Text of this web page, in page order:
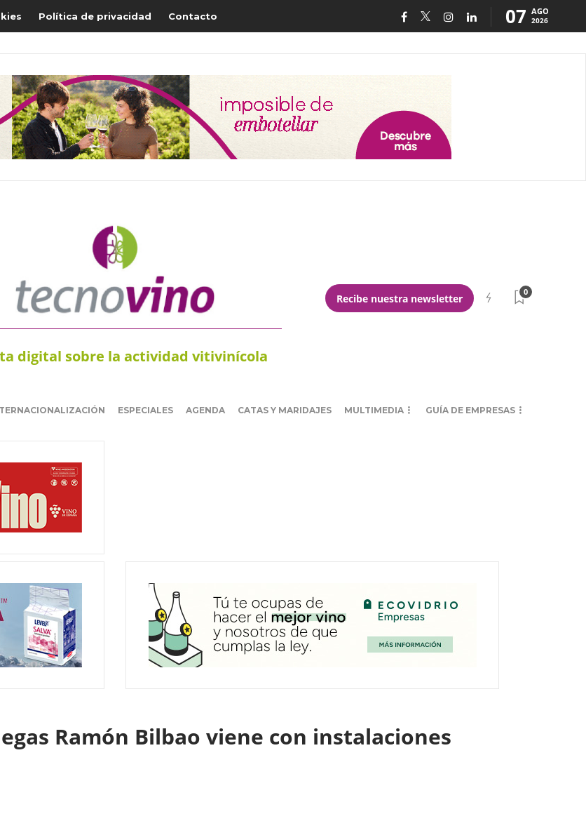
Política de privacidad Contacto 07 AGO
2026
digital sobre la actividad vitivinícola
Recibe nuestra newsletter
0
ESPECIALES AGENDA CATAS Y MARIDAJES MULTIMEDIA GUÍA DE EMPRESAS
Ramón Bilbao viene con instalaciones